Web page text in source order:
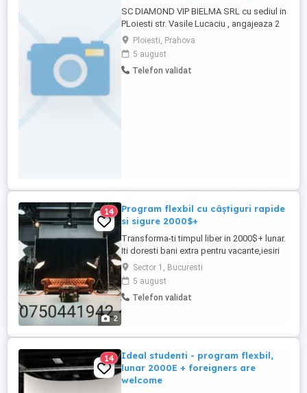
SC DIAMOND VIP BIELMA SRL cu sediul in
PLoiesti str. Vasile Lucaciu , angajeaza 2
dansatori cod COR 265307. Relatii la tel
Ploiesti, Prahova
5 august
Telefon validat
2
14
Program flexbil cu câștiguri rapide
si sigure 2000$+
Transforma-ti timpul liber in 2000$+ lunar.
Iti doresti bani extra pentru vacante,iesiri
sau shopping fara sa renunti la facultate?
Iti propunem o colaborare part-time sau
full-time intr-un mediu modern si elegant.
Experienta nu este necesara, iti oferim tot
Sector 1, Bucuresti
5 august
Telefon validat
14
Ideal studenti - program flexbil,
lunar 2000E + foreigners are
welcome